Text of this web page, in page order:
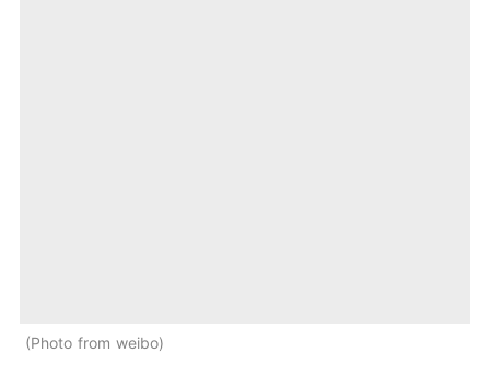
Photo from weibo